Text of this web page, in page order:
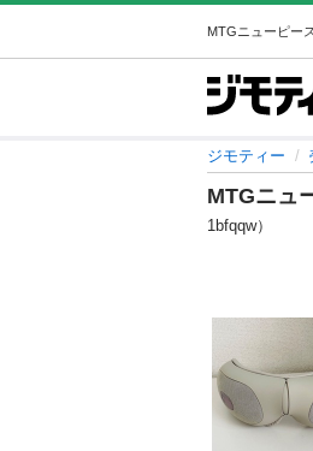
ジモティー
MTGニュ
1bfqqw）